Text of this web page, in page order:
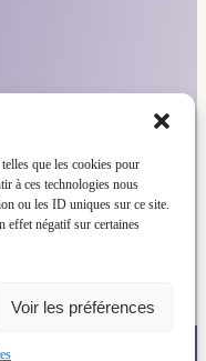
que les cookies pour
à ces technologies nous
ou les ID uniques sur ce site.
effet négatif sur certaines
Voir les préférences